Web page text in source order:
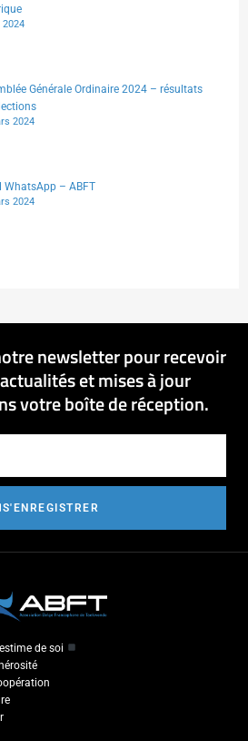
2024
Générale Ordinaire 2024 – résultats
2024
WhatsApp – ABFT
2024
newsletter pour recevoir
et mises à jour
votre boîte de réception.
S'ENREGISTRER
de soi